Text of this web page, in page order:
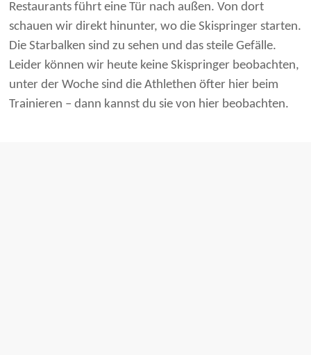
Restaurants führt eine Tür nach außen. Von dort
schauen wir direkt hinunter, wo die Skispringer starten.
Die Starbalken sind zu sehen und das steile Gefälle.
Leider können wir heute keine Skispringer beobachten,
unter der Woche sind die Athlethen öfter hier beim
Trainieren – dann kannst du sie von hier beobachten.